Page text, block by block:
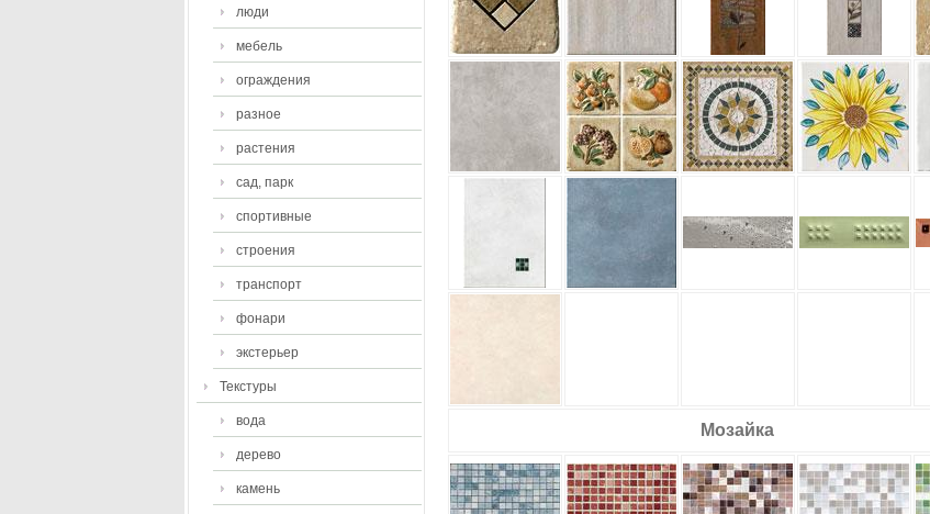
люди
мебель
ограждения
разное
растения
сад, парк
спортивные
строения
транспорт
фонари
экстерьер
Текстуры
вода
дерево
камень
Мозайка